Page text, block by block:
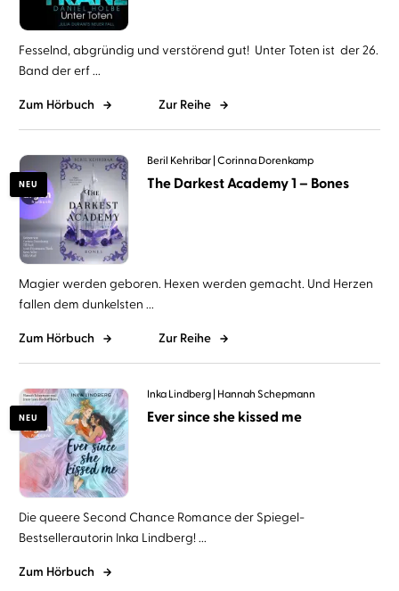
Fesselnd, abgründig und verstörend gut! Unter Toten ist der 26.
Band der erf ...
Zum Hörbuch Zur Reihe
NEU
Beril Kehribar Corinna Dorenkamp
The Darkest Academy 1 – Bones
Magier werden geboren. Hexen werden gemacht. Und Herzen
fallen dem dunkelsten ...
Zum Hörbuch Zur Reihe
NEU
Inka Lindberg Hannah Schepmann
Ever since she kissed me
Die queere Second Chance Romance der Spiegel-
Bestsellerautorin Inka Lindberg! ...
Zum Hörbuch